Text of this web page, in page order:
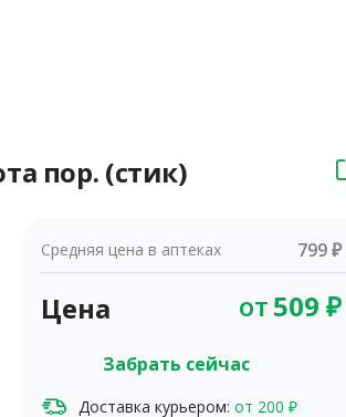
пор. (стик)
Средняя цена в аптеках 799 ₽
Цена от509 ₽
Забрать сейчас
Доставка курьером: от 200 ₽